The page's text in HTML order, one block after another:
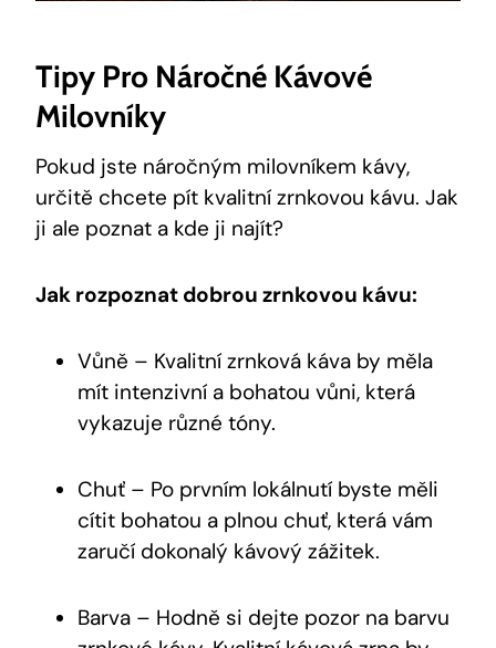
Tipy Pro Náročné Kávové
Milovníky
Pokud jste náročným milovníkem kávy,
určitě chcete pít kvalitní zrnkovou kávu. Jak
ji ale poznat a kde ji najít?
Jak rozpoznat dobrou zrnkovou kávu:
Vůně – Kvalitní zrnková káva by měla
mít intenzivní a bohatou vůni, která
vykazuje různé tóny.
Chuť – Po prvním lokálnutí byste měli
cítit bohatou a plnou chuť, která vám
zaručí dokonalý kávový zážitek.
Barva – Hodně si dejte pozor na barvu